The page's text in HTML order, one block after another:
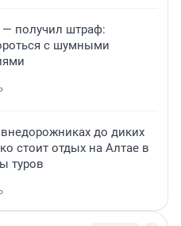
получил штраф:
с шумными
до диких
стоит отдых на Алтае в
туров